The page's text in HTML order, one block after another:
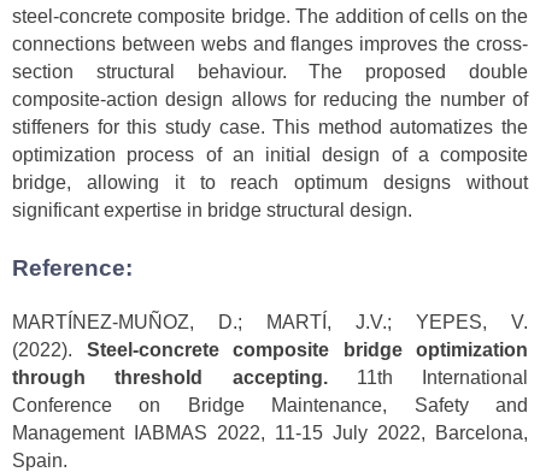
steel-concrete composite bridge. The addition of cells on the
connections between webs and flanges improves the cross-
section structural behaviour. The proposed double
composite-action design allows for reducing the number of
stiffeners for this study case. This method automatizes the
optimization process of an initial design of a composite
bridge, allowing it to reach optimum designs without
significant expertise in bridge structural design.
Reference:
MARTÍNEZ-MUÑOZ, D.; MARTÍ, J.V.; YEPES, V.
(2022). Steel-concrete composite bridge optimization
through threshold accepting.11th International
Conference on Bridge Maintenance, Safety and
Management IABMAS 2022, 11-15 July 2022, Barcelona,
Spain.